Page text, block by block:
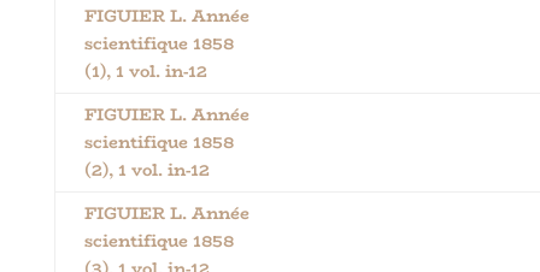
FIGUIER L. Année
scientifique 1858
(1), 1 vol. in-12
FIGUIER L. Année
scientifique 1858
(2), 1 vol. in-12
FIGUIER L. Année
scientifique 1858